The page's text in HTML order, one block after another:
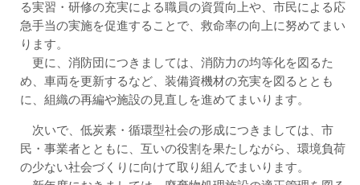
る実習・研修の充実による職員の資質向上や、市民による応
急手当の実施を促進することで、救命率の向上に努めてまい
ります。
更に、消防団につきましては、消防力の均等化を図るた
め、車両を更新するなど、装備資機材の充実を図るととも
に、組織の再編や施設の見直しを進めてまいります。
次いで、低炭素・循環型社会の形成につきましては、市
民・事業者とともに、互いの役割を果たしながら、環境負荷
の少ない社会づくりに向けて取り組んでまいります。